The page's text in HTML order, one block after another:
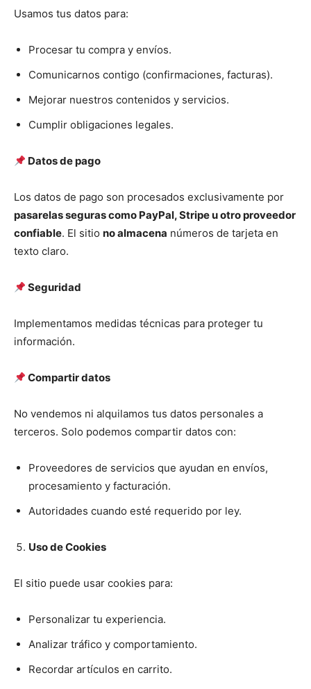
Usamos tus datos para:
Procesar tu compra y envíos.
Comunicarnos contigo (confirmaciones, facturas).
Mejorar nuestros contenidos y servicios.
Cumplir obligaciones legales.
Datos de pago
Los datos de pago son procesados exclusivamente por
pasarelas seguras como PayPal, Stripe u otro proveedor
confiable. El sitio no almacena números de tarjeta en
texto claro.
Seguridad
Implementamos medidas técnicas para proteger tu
información.
Compartir datos
No vendemos ni alquilamos tus datos personales a
terceros. Solo podemos compartir datos con:
Proveedores de servicios que ayudan en envíos,
procesamiento y facturación.
Autoridades cuando esté requerido por ley.
Uso de Cookies
El sitio puede usar cookies para:
Personalizar tu experiencia.
Analizar tráfico y comportamiento.
Recordar artículos en carrito.